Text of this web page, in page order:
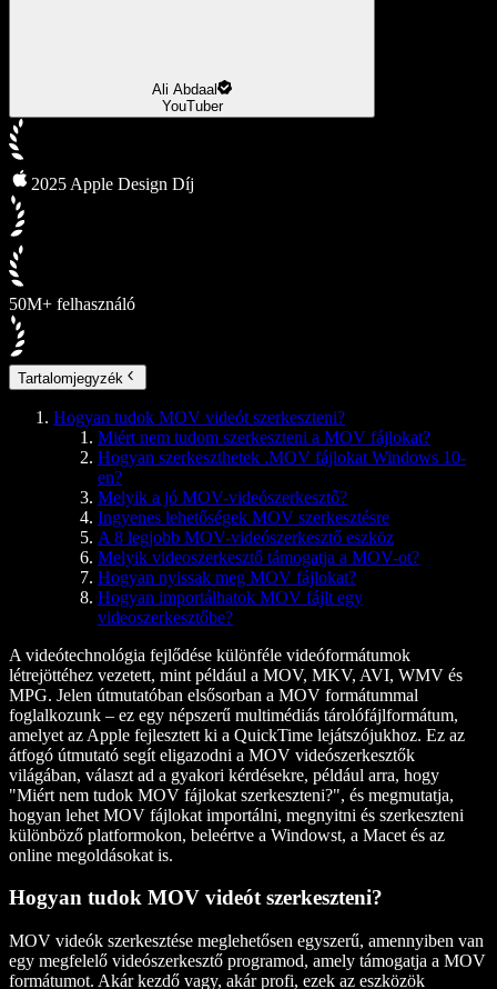
Ali Abdaal
YouTuber
2025 Apple Design Díj
50M+ felhasználó
Tartalomjegyzék
Hogyan tudok MOV videót szerkeszteni?
Miért nem tudom szerkeszteni a MOV fájlokat?
Hogyan szerkeszthetek .MOV fájlokat Windows 10-
en?
Melyik a jó MOV-videószerkesztő?
Ingyenes lehetőségek MOV szerkesztésre
A 8 legjobb MOV-videószerkesztő eszköz
Melyik videoszerkesztő támogatja a MOV-ot?
Hogyan nyissak meg MOV fájlokat?
Hogyan importálhatok MOV fájlt egy
videoszerkesztőbe?
A videótechnológia fejlődése különféle videóformátumok
létrejöttéhez vezetett, mint például a MOV, MKV, AVI, WMV és
MPG. Jelen útmutatóban elsősorban a MOV formátummal
foglalkozunk – ez egy népszerű multimédiás tárolófájlformátum,
amelyet az Apple fejlesztett ki a QuickTime lejátszójukhoz. Ez az
átfogó útmutató segít eligazodni a MOV videószerkesztők
világában, választ ad a gyakori kérdésekre, például arra, hogy
"Miért nem tudok MOV fájlokat szerkeszteni?", és megmutatja,
hogyan lehet MOV fájlokat importálni, megnyitni és szerkeszteni
különböző platformokon, beleértve a Windowst, a Macet és az
online megoldásokat is.
Hogyan tudok MOV videót szerkeszteni?
MOV videók szerkesztése meglehetősen egyszerű, amennyiben van
egy megfelelő videószerkesztő programod, amely támogatja a MOV
formátumot. Akár kezdő vagy, akár profi, ezek az eszközök